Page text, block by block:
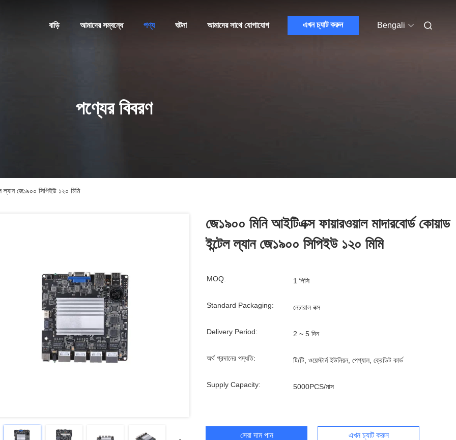
বাড়ি আমাদের সম্বন্ধে পণ্য ঘটনা আমাদের সাথে যোগাযোগ এখন চ্যাট করুন Bengali
পণ্যের বিবরণ
ল্যান জে১৯০০ সিপিইউ ১২০ মিমি
জে১৯০০ মিনি আইটিএক্স ফায়ারওয়াল মাদারবোর্ড কোয়াড
ইন্টেল ল্যান জে১৯০০ সিপিইউ ১২০ মিমি
MOQ: 1 পিসি
Standard Packaging: নেচারাল বক্স
Delivery Period: 2 ~ 5 দিন
অর্থ প্রদানের পদ্ধতি: টি/টি, ওয়েস্টার্ন ইউনিয়ন, পেপ্যাল, ক্রেডিট কার্ড
Supply Capacity: 5000PCS/মাস
সেরা দাম পান এখন চ্যাট করুন